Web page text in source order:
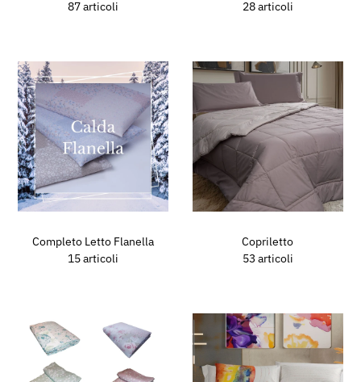
87 articoli
28 articoli
Completo Letto Flanella
15 articoli
Copriletto
53 articoli